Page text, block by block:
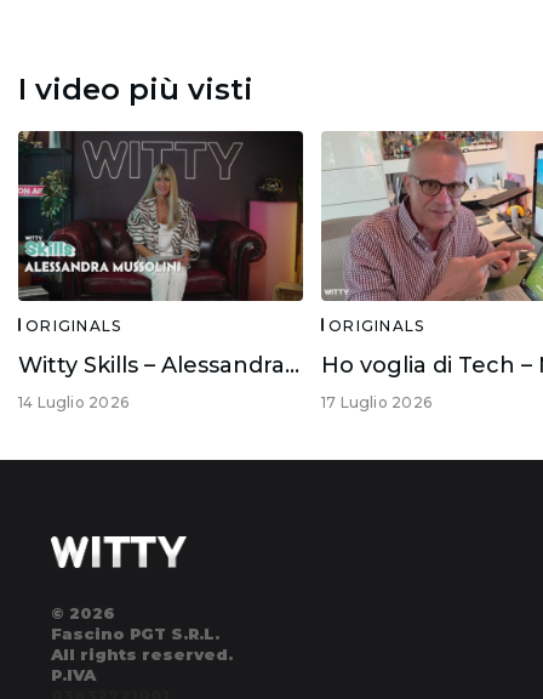
I video più visti
ORIGINALS
Witty Skills – Alessandra Mussolini
14 Luglio 2026
ORIGINALS
17 Luglio 2026
© 2026
Fascino PGT S.R.L.
All rights reserved.
P.IVA